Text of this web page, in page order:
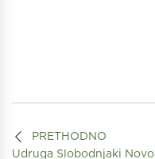
PRETHODNO
Udruga Slobodnjaki Novo